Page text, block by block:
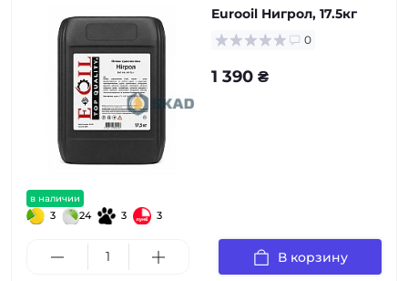
в наличии
3 24 3 3
Eurooil Нигрол, 17.5кг
0
1 390 ₴
В корзину